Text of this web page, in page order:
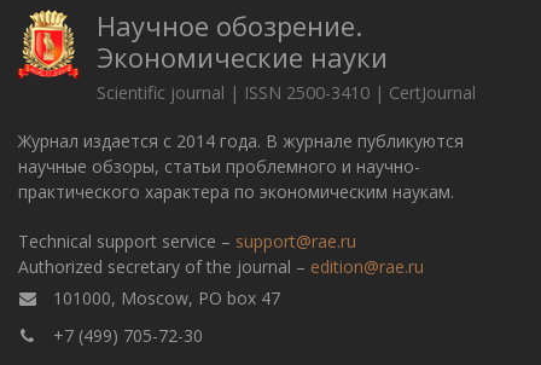
Научное обозрение.
Экономические науки
Scientific journal | ISSN 2500-3410 | CertJournal
Журнал издается с 2014 года. В журнале публикуются
научные обзоры, статьи проблемного и научно-
практического характера по экономическим наукам.
Technical support service – support@rae.ru
Authorized secretary of the journal – edition@rae.ru
101000, Moscow, PO box 47
+7 (499) 705-72-30